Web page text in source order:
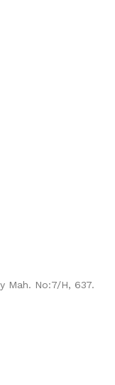
Mah. No:7/H, 637.